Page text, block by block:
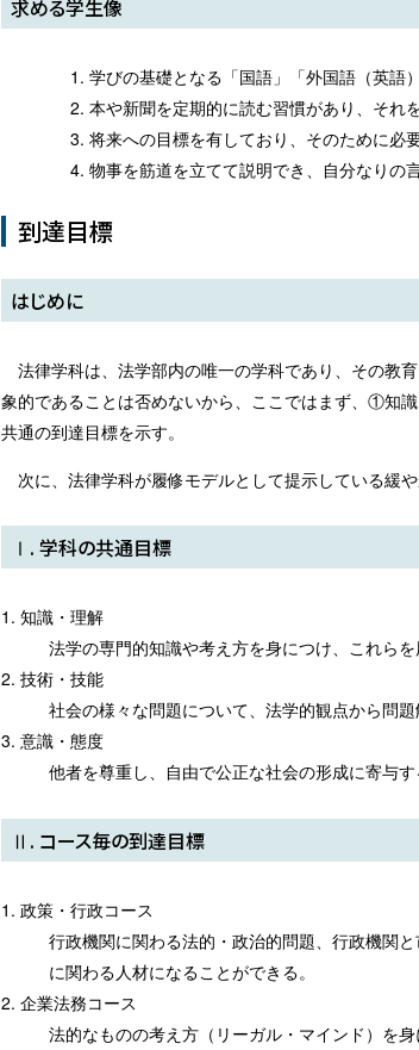
求める学生像
学びの基礎となる「国語」「外国語（英語
本や新聞を定期的に読む習慣があり、それ
将来への目標を有しており、そのために必
物事を筋道を立てて説明でき、自分なりの
到達目標
はじめに
法律学科は、法学部内の唯一の学科であり、その教
象的であることは否めないから、ここではまず、①知
共通の到達目標を示す。
次に、法律学科が履修モデルとして提示している緩
Ⅰ. 学科の共通目標
1. 知識・理解
法学の専門的知識や考え方を身につけ、これら
2. 技術・技能
社会の様々な問題について、法学的観点から問
3. 意識・態度
他者を尊重し、自由で公正な社会の形成に寄与す
Ⅱ. コース毎の到達目標
1. 政策・行政コース
行政機関に関わる法的・政治的問題、行政機関
に関わる人材になることができる。
2. 企業法務コース
法的なものの考え方（リーガル・マインド）を